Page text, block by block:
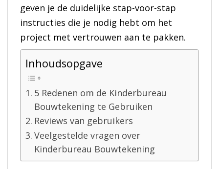
geven je de duidelijke stap-voor-stap
instructies die je nodig hebt om het
project met vertrouwen aan te pakken.
Inhoudsopgave
5 Redenen om de Kinderbureau
Bouwtekening te Gebruiken
Reviews van gebruikers
Veelgestelde vragen over
Kinderbureau Bouwtekening